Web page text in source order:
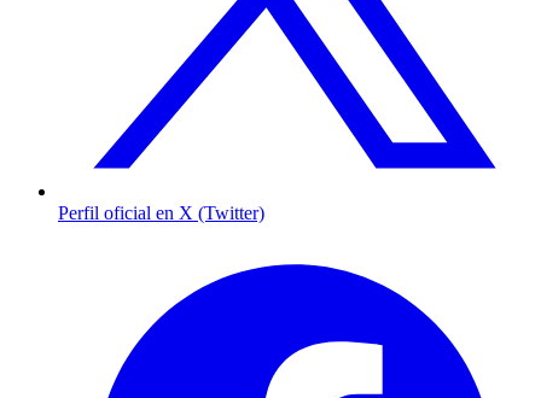
Perfil oficial en X (Twitter)